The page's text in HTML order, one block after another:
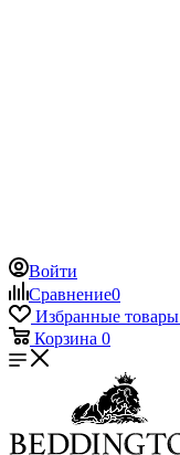
Войти
Сравнение0
Избранные товары
Корзина 0